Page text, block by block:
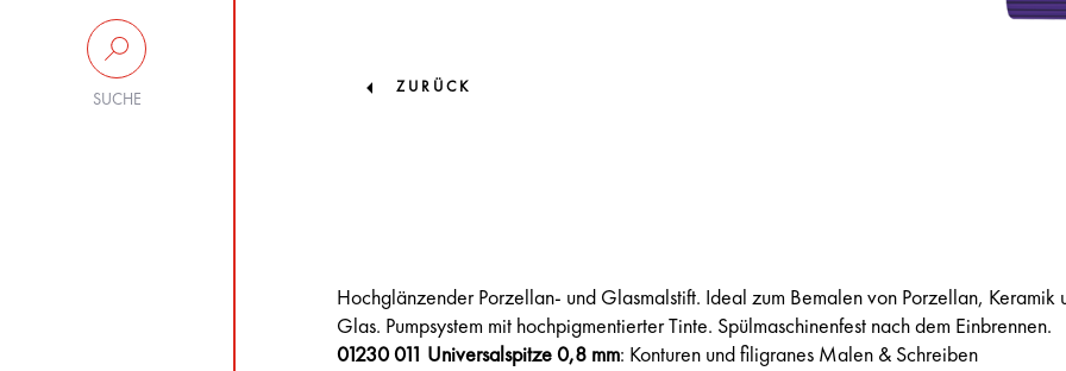
SUCHE
ZURÜCK
Hochglänzender Porzellan- und Glasmalstift. Ideal zum Bemalen von Porzellan, Keramik
Glas. Pumpsystem mit hochpigmentierter Tinte. Spülmaschinenfest nach dem Einbrennen.
01230 011 Universalspitze 0,8 mm: Konturen und filigranes Malen & Schreiben